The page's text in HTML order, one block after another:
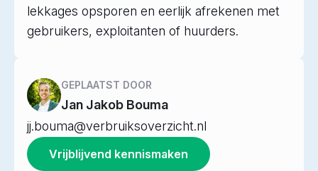
lekkages opsporen en eerlijk afrekenen met
gebruikers, exploitanten of huurders.
GEPLAATST DOOR
Jan Jakob Bouma
jj.bouma@verbruiksoverzicht.nl
Vrijblijvend kennismaken